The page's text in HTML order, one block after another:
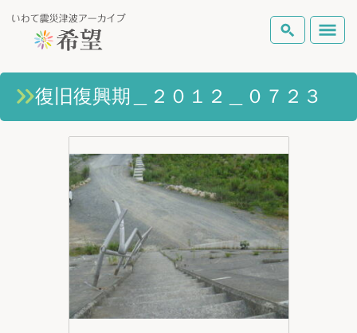
いわて震災津波アーカイブとは
ピックアップコンテンツ
Foreign Laguage
検索
復旧復興期＿２０１２＿０７２３